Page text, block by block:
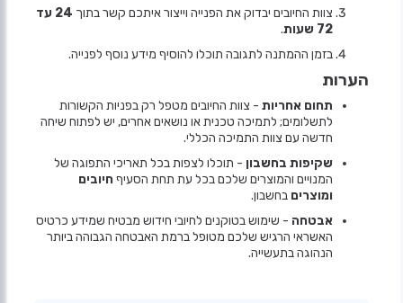
צוות החיובים יבדוק את הפנייה וייצור איתכם קשר בתוך
24 עד
72 שעות
.
בזמן ההמתנה לתגובה תוכלו להוסיף מידע נוסף לפנייה.
הערות
תחום אחריות - צוות החיובים מטפל רק בפניות הקשורות
לתשלומים; לתמיכה טכנית או נושאים אחרים, יש לפתוח שיחה
חדשה עם צוות התמיכה הכללי.
שקיפות בחשבון - תוכלו לצפות בכל תאריכי התפוגה של
המנויים והמוצרים שלכם בכל עת תחת הסעיף חיובים
ומוצרים בחשבון.
אבטחה - שימוש בטוקנים לחיובי חידוש מבטיח שמידע כרטיס
האשראי הרגיש שלכם מטופל ברמת האבטחה הגבוהה ביותר
הנהוגה בתעשייה.